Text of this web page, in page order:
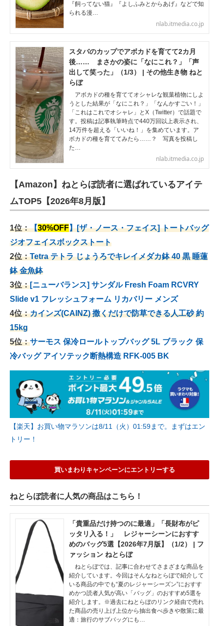
『飼ってない猫』『よしふみとからあげ』などで知
られる漫…
nlab.itmedia.co.jp
スタバのカップでアボカドを育てて2カ月
後…… まさかの姿に「なにこれ？」「声
出して笑った」（1/3） | その他生き物 ねと
らぼ
アボカドの種を育ててオシャレな観葉植物にしよ
うとした結果が「なにこれ？」「なんかすごい！」
「これはこれでオシャレ」とX（Twitter）で話題で
す。投稿は記事執筆時点で440万回以上表示され、
14万件を超える「いいね！」を集めています。ア
ボカドの種を育ててみたら……？ 写真を投稿し
た…
nlab.itmedia.co.jp
【Amazon】ねとらぼ読者に選ばれているアイテ
ムTOP5【2026年8月版】
1位：【30%OFF】[ザ・ノース・フェイス] トートバッグ
ジオフェイスボックストート
2位：Tetra テトラ じょうろでキレイメダカ鉢 40 黒 睡蓮
鉢 金魚鉢
3位：[ニューバランス] サンダル Fresh Foam RCVRY
Slide v1 フレッシュフォーム リカバリー メンズ
4位：カインズ(CAINZ) 撒くだけで防草できる人工砂 約
15kg
5位：サーモス 保冷ロールトップバッグ 5L ブラック 保
冷バッグ アイソテック断熱構造 RFK-005 BK
【楽天】お買い物マラソンは8/11（火）01:59まで。まずはエン
トリー！
買いまわりキャンペーンにエントリーする
ねとらぼ読者に人気の商品はこちら！
「貴重品だけ持つのに最適」「長財布がピ
ッタリ入る！」 レジャーシーンにおすす
めのバッグ5選【2026年7月版】（1/2） | フ
ァッション ねとらぼ
ねとらぼでは、記事に合わせてさまざまな商品を
紹介しています。今回はそんなねとらぼで紹介して
いる商品の中でも“夏のレジャーシーズン”におすす
めかつ読者人気が高い「バッグ」のおすすめ5選を
紹介します。※過去にねとらぼのリンク経由で売れ
た商品の売り上げ上位から抽出食べ歩きや散策に最
適：旅行のサブバッグにも…